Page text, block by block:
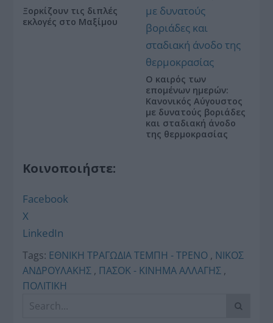
Ξορκίζουν τις διπλές
εκλογές στο Μαξίμου
Ο καιρός των
επομένων ημερών:
Κανονικός Αύγουστος
με δυνατούς βοριάδες
και σταδιακή άνοδο
της θερμοκρασίας
Κοινοποιήστε:
Facebook
X
LinkedIn
Tags: ΕΘΝΙΚΗ ΤΡΑΓΩΔΙΑ ΤΕΜΠΗ - ΤΡΕΝΟ , ΝΙΚΟΣ
ΑΝΔΡΟΥΛΑΚΗΣ , ΠΑΣΟΚ - ΚΙΝΗΜΑ ΑΛΛΑΓΗΣ ,
ΠΟΛΙΤΙΚΗ